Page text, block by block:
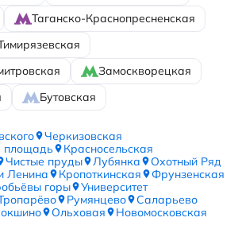
Таганско-Краснопресненская
Замоскворецкая
Бутовская
Черкизовская
площадь
Красносельская
Чистые пруды Лубянка
Охотный Ряд
Ленина
Кропоткинская
Фрунзенская
горы
Университет
Румянцево
Саларьево
Ольховая
Новомосковская